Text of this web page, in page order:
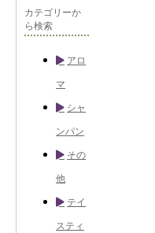
カテゴリーか
ら検索
アロ
マ
シャ
ンパン
その
他
テイ
スティ